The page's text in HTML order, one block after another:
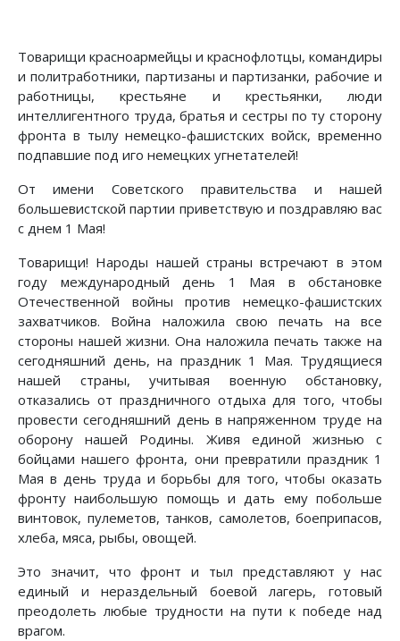
Товарищи красноармейцы и краснофлотцы, командиры
и политработники, партизаны и партизанки, рабочие и
работницы, крестьяне и крестьянки, люди
интеллигентного труда, братья и сестры по ту сторону
фронта в тылу немецко-фашистских войск, временно
подпавшие под иго немецких угнетателей!
От имени Советского правительства и нашей
большевистской партии приветствую и поздравляю вас
с днем 1 Мая!
Товарищи! Народы нашей страны встречают в этом
году международный день 1 Мая в обстановке
Отечественной войны против немецко-фашистских
захватчиков. Война наложила свою печать на все
стороны нашей жизни. Она наложила печать также на
сегодняшний день, на праздник 1 Мая. Трудящиеся
нашей страны, учитывая военную обстановку,
отказались от праздничного отдыха для того, чтобы
провести сегодняшний день в напряженном труде на
оборону нашей Родины. Живя единой жизнью с
бойцами нашего фронта, они превратили праздник 1
Мая в день труда и борьбы для того, чтобы оказать
фронту наибольшую помощь и дать ему побольше
винтовок, пулеметов, танков, самолетов, боеприпасов,
хлеба, мяса, рыбы, овощей.
Это значит, что фронт и тыл представляют у нас
единый и нераздельный боевой лагерь, готовый
преодолеть любые трудности на пути к победе над
врагом.